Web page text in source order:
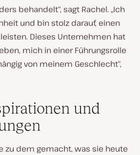
behandelt“, sagt Rachel. „Ich
und bin stolz darauf, einen
Dieses Unternehmen hat
mich in einer Führungsrolle
von meinem Geschlecht“,
und
zu dem gemacht, was sie heute